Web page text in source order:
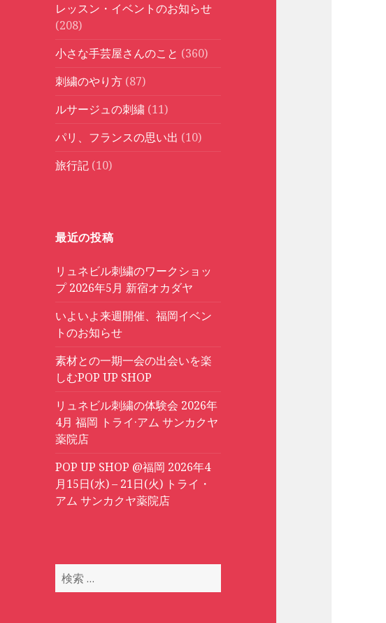
レッスン・イベントのお知らせ
(208)
小さな手芸屋さんのこと (360)
刺繍のやり方 (87)
ルサージュの刺繍 (11)
パリ、フランスの思い出 (10)
旅行記 (10)
最近の投稿
リュネビル刺繍のワークショッ
プ 2026年5月 新宿オカダヤ
いよいよ来週開催、福岡イベン
トのお知らせ
素材との一期一会の出会いを楽
しむPOP UP SHOP
リュネビル刺繍の体験会 2026年
4月 福岡 トライ·アム サンカクヤ
薬院店
POP UP SHOP @福岡 2026年4
月15日(水) – 21日(火) トライ・
アム サンカクヤ薬院店
検
索